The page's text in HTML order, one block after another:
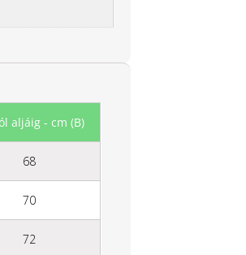
aljáig - cm (B)
68
70
72